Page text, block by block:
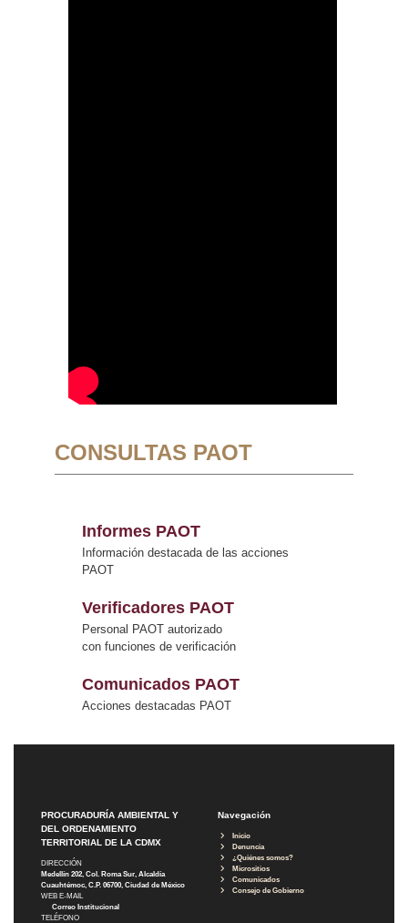
CONSULTAS PAOT
Informes PAOT
Información destacada de las acciones
PAOT
Verificadores PAOT
Personal PAOT autorizado
con funciones de verificación
Comunicados PAOT
Acciones destacadas PAOT
PROCURADURÍA AMBIENTAL Y
DEL ORDENAMIENTO
TERRITORIAL DE LA CDMX
DIRECCIÓN
Medellín 202, Col. Roma Sur, Alcaldía
Cuauhtémoc, C.P. 06700, Ciudad de México
WEB E-MAIL
Correo Institucional
TELÉFONO
Navegación
Inicio
Denuncia
¿Quiénes somos?
Micrositios
Comunicados
Consejo de Gobierno